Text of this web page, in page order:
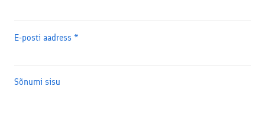
E-posti aadress *
Sõnumi sisu